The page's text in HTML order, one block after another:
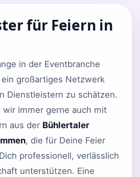
für Feiern in
in der Eventbranche
großartiges Netzwerk
Dienstleistern zu schätzen.
wir immer gerne auch mit
aus der Bühlertaler
, die für Deine Feier
professionell, verlässlich
unterstützen. Eine